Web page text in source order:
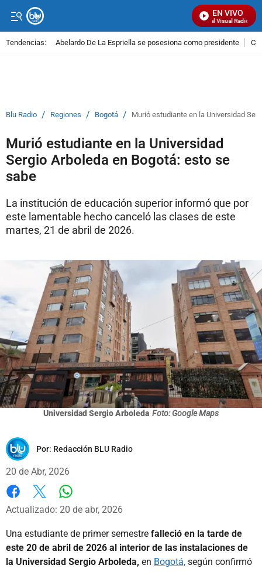
EN VIVO
Señal Visual Radio
Tendencias: Abelardo De La Espriella se posesiona como presidente
Blu Radio / Regiones / Bogotá / Murió estudiante en la Universidad
Murió estudiante en la Universidad
Sergio Arboleda en Bogotá: esto se
sabe
La institución de educación superior informó que por
este lamentable hecho canceló las clases de este
martes, 21 de abril de 2026.
Universidad Sergio Arboleda Foto: Google Maps
Por: Redacción BLU Radio
20 de Abr, 2026
Facebook
X
Actualizado: 20 de abr, 2026
Una estudiante de primer semestre falleció en la tarde de
este 20 de abril de 2026 al interior de las instalaciones de
la Universidad Sergio Arboleda, en Bogotá, según confirmó